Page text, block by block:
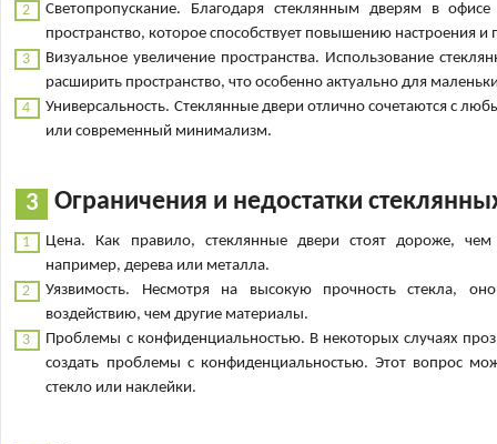
Светопропускание. Благодаря стеклянным дверям в офисе
пространство, которое способствует повышению настроения и
Визуальное увеличение пространства. Использование
расширить пространство, что особенно актуально для
Универсальность. Стеклянные двери отлично сочетаются с
или современный минимализм.
Ограничения и недостатки
Цена. Как правило, стеклянные двери стоят дороже,
например, дерева или металла.
Уязвимость. Несмотря на высокую прочность стекла,
воздействию, чем другие материалы.
Проблемы с конфиденциальностью. В некоторых случаях
создать проблемы с конфиденциальностью. Этот вопрос
стекло или наклейки.